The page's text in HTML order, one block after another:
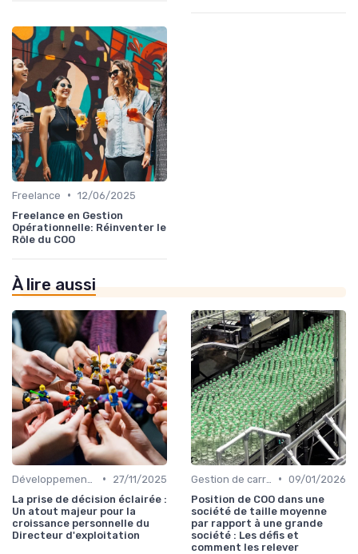
Freelance • 12/06/2025
Freelance en Gestion
Opérationnelle: Réinventer le
Rôle du COO
À lire aussi
•
27/11/2025
La prise de décision éclairée :
Un atout majeur pour la
croissance personnelle du
Directeur d'exploitation
• 09/01/2026
Position de COO dans une
société de taille moyenne
par rapport à une grande
société : Les défis et
comment les relever